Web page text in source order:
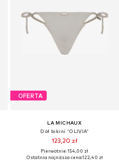
OFERTA
LA MICHAUX
Dół bikini 'OLIVIA'
123,20 zł
Pierwotnie: 154,00 zł
Ostatnia najniższa cena:122,40 zł